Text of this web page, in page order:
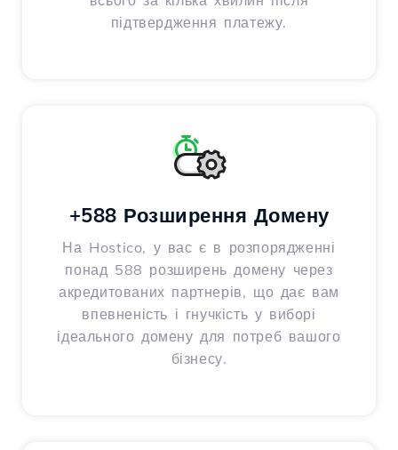
підтвердження платежу.
+588 Розширення Домену
На Hostico, у вас є в розпорядженні
понад 588 розширень домену через
акредитованих партнерів, що дає вам
впевненість і гнучкість у виборі
ідеального домену для потреб вашого
бізнесу.